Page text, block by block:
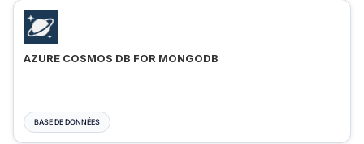
AZURE COSMOS DB FOR MONGODB
BASE DE DONNÉES